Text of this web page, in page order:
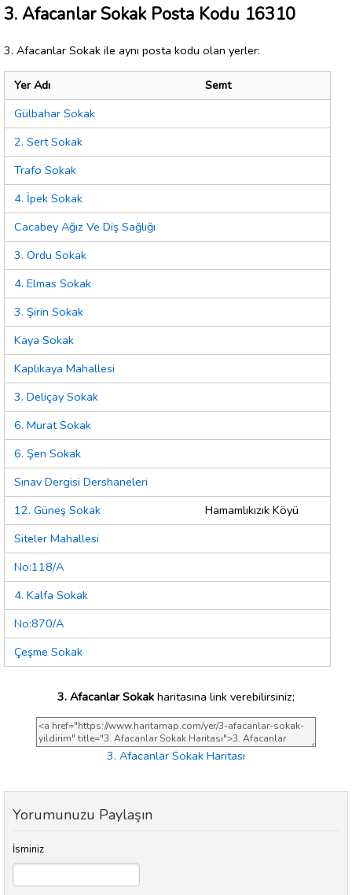
3. Afacanlar Sokak Posta Kodu 16310
3. Afacanlar Sokak ile aynı posta kodu olan yerler:
Yer Adı
Semt
Gülbahar Sokak
2. Sert Sokak
Trafo Sokak
4. İpek Sokak
Cacabey Ağız Ve Diş Sağlığı
3. Ordu Sokak
4. Elmas Sokak
3. Şirin Sokak
Kaya Sokak
Kaplıkaya Mahallesi
3. Deliçay Sokak
6. Murat Sokak
6. Şen Sokak
Sınav Dergisi Dershaneleri
12. Güneş Sokak
Hamamlıkızık Köyü
Siteler Mahallesi
No:118/A
4. Kalfa Sokak
No:870/A
Çeşme Sokak
3. Afacanlar Sokak haritasına link verebilirsiniz;
3. Afacanlar Sokak Haritası
Yorumunuzu Paylaşın
İsminiz